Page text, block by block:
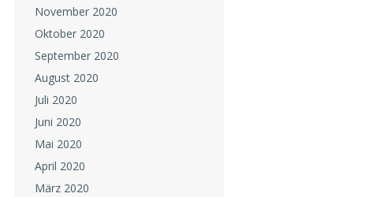
November 2020
Oktober 2020
September 2020
August 2020
Juli 2020
Juni 2020
Mai 2020
April 2020
März 2020